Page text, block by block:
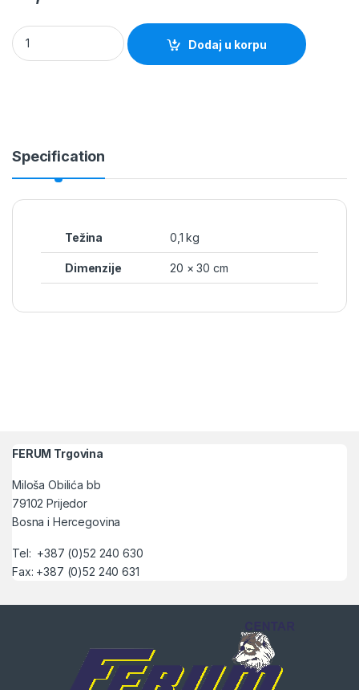
Vrećice za vakumiranje 200x300mm 50-komada quantity
Dodaj u korpu
Specification
Težina 0,1 kg
Dimenzije 20 × 30 cm
FERUM Trgovina
Miloša Obilića bb
79102 Prijedor
Bosna i Hercegovina
Tel: +387 (0)52 240 630
Fax: +387 (0)52 240 631